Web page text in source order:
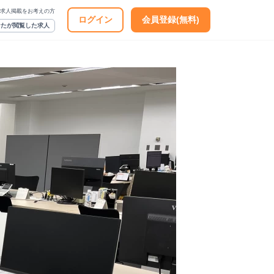
求人掲載をお考えの方
が閲覧した求人
ログイン 会員登録(無料)